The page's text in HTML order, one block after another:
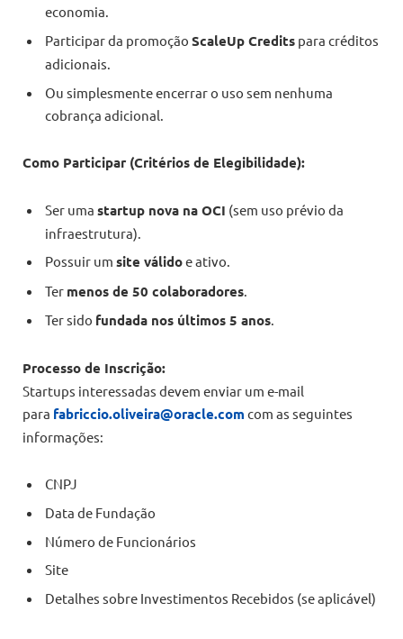
economia.
Participar da promoção ScaleUp Credits para créditos
adicionais.
Ou simplesmente encerrar o uso sem nenhuma
cobrança adicional.
Como Participar (Critérios de Elegibilidade):
Ser uma startup nova na OCI (sem uso prévio da
infraestrutura).
Possuir um site válidoe ativo.
Ter menos de 50 colaboradores.
Ter sido fundada nos últimos 5 anos.
Processo de Inscrição:
Startups interessadas devem enviar um e-mail
para fabriccio.oliveira@oracle.com com as seguintes
informações:
CNPJ
Data de Fundação
Número de Funcionários
Site
Detalhes sobre Investimentos Recebidos (se aplicável)